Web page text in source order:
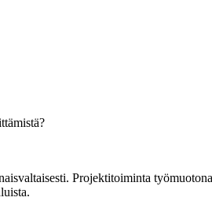
Projektitoiminta